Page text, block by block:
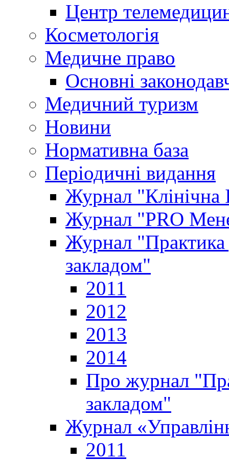
Центр
Косметологія
Медичне право
Основні
Медичний туризм
Новини
Нормативна база
Періодичні видання
Журнал "Клінічна
Журнал "PRO
Журнал "Практика
закладом"
2011
2012
2013
2014
Про журнал
закладом"
Журнал
2011